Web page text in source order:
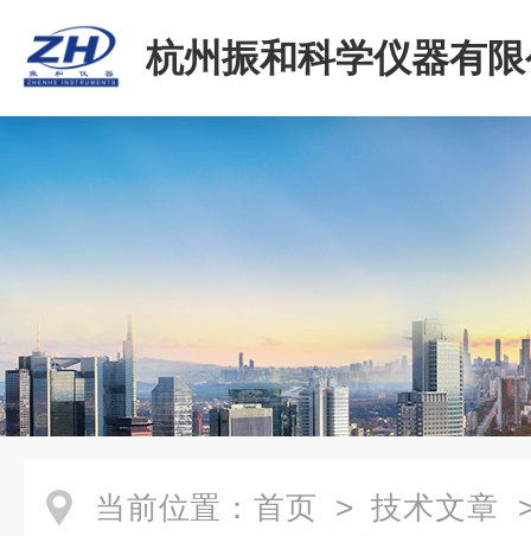
杭州振和科学仪器有
当前位置： 首页 > 技术文章